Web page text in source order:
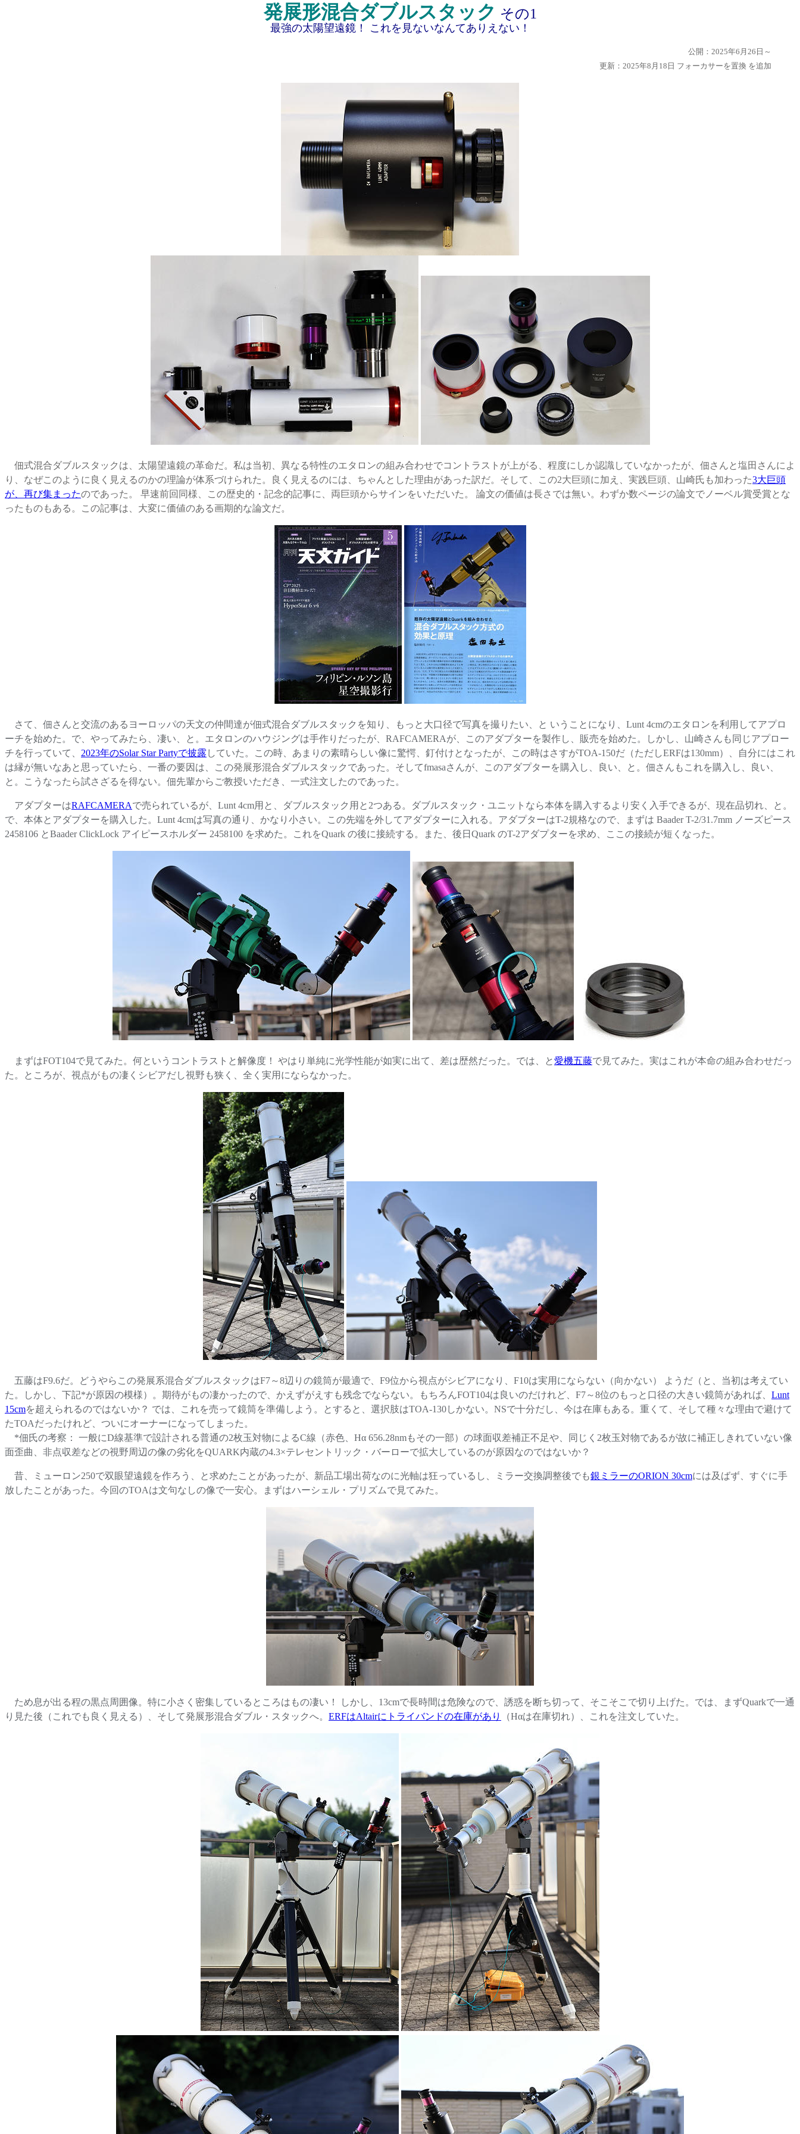
発展形混合ダブルスタック その1
最強の太陽望遠鏡！ これを見ないなんてありえない！
公開：2025年6月26日～
更新： 2025年8月18日 フォーカサーを置換 を追加
佃式混合ダブルスタックは、太陽望遠鏡の革命だ。 私は当初、異なる特性のエタロンの組み合わせでコントラストが上がる、程度にしか認識していなかったが、佃さんと塩田さんによ
り、なぜこのように良く見えるのかの理論が体系づけられた。良く見えるのには、ちゃんとした理由があった訳だ。そして、この2大巨頭に加え、実践巨頭、山崎氏も加わった3大巨頭
が、再び集まったのであった。 早速前回同様、この歴史的・記念的記事に、両巨頭からサインをいただいた。 論文の価値は長さでは無い。わずか数ページの論文でノーベル賞受賞とな
ったものもある。この記事は、大変に価値のある画期的な論文だ。
さて、 佃さんと交流のあるヨーロッパの天文の仲間達が佃式混合ダブルスタックを知り、もっと 大口径で写真を撮りたい、と いうことになり、Lunt 4cmのエタロンを利用してアプロ
ーチを始めた。で、やってみたら、凄い、と。エタロンのハウジングは手作りだったが、RAFCAMERAが、このアダプターを製作し、販売を始めた。しかし、山崎さんも同じアプロー
チを行っていて、 2023年のSolar Star Partyで披露 していた。
この時、あまりの素晴らしい像に驚愕、釘付けとなったが、この時はさすがTOA-150だ（ただしERFは130mm）、自分にはこれ
は縁が無いなあと思っていたら、一番の要因は、この発展形混合ダブルスタックであった。そしてfmasaさんが、このアダプターを購入し、良い、と。佃さんもこれを購入し、良い、
と。こうなったら試さざるを得ない。佃先輩からご教授いただき、一式注文したのであった。
アダプターはRAFCAMERAで売られているが、Lunt 4cm用と、ダブルスタック用と2つある。ダブルスタック・ユニットなら本体を購入するより安く入手できるが、現在品切れ、と。
で、本体とアダプターを購入した。Lunt 4cmは写真の通り、かなり小さい。この先端を外してアダプターに入れる。アダプターはT-2規格なので、まずは Baader T-2/31.7mm ノーズピース
2458106 とBaader ClickLock アイピースホルダー 2458100 を求めた。これをQuark の後に接続する。また、後日Quark のT-2アダプターを求め、ここの接続が短くなった。
まずはFOT104で見てみた。何というコントラストと解像度！ やはり単純に光学性能が如実に出て、差は歴然だった。では、と愛機五藤で見てみた。実はこれが本命の組み合わせだっ
た。ところが、視点がもの凄くシビアだし視野も狭く、全く実用にならなかった。
五藤はF9.6だ。どうやらこの発展系混合ダブルスタックはF7～8辺りの鏡筒が最適で、F9位から視点がシビアになり、F10は実用にならない（向かない） ようだ（と、当初は考えてい
た。しかし、下記*が原因の模様）。期待がもの凄かったので、かえずがえすも残念でならない。もちろんFOT104は良いのだけれど、F7～8位のもっと口径の大きい鏡筒があれば、 Lunt
15cmを超えられるのではないか？ では、これを売って鏡筒を準備しよう。とすると、選択肢はTOA-130しかない。NSで十分だし、今は在庫もある。重くて、そして種々な理由で避けて
たTOAだったけれど、ついにオーナーになってしまった。
*佃氏の考察： 一般にD線基準で設計される普通の2枚玉対物によるC線（赤色、Hα 656.28nmもその一部）の球面収差補正不足や、同じく2枚玉対物であるが故に補正しきれていない像
面歪曲、非点収差などの視野周辺の像の劣化をQUARK内蔵の4.3×テレセントリック・バーローで拡大しているのが原因なのではないか？
昔、ミューロン250で双眼望遠鏡を作ろう、と求めたことがあったが、新品工場出荷なのに光軸は狂っているし、ミラー交換調整後でも銀ミラーのORION 30cmには及ばず、すぐに手
放したことがあった。今回のTOAは文句なしの像で一安心。まずはハーシェル・プリズムで見てみた。
ため息が出る程の黒点周囲像。特に小さく密集しているところはもの凄い！ しかし、13cmで長時間は危険なので、誘惑を断ち切って、そこそこで切り上げた。では、まずQuarkで一通
り見た後（これでも良く見える）、そして発展形混合ダブル・スタックへ。 ERFはAltairにトライバンドの在庫があり （Hαは在庫切れ）、これを注文していた。